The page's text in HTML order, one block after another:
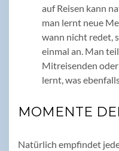
auf Reisen kann
man lernt neue
wann nicht redet,
einmal an. Man
Mitreisenden
lernt, was
MOMENTE
Natürlich empfindet